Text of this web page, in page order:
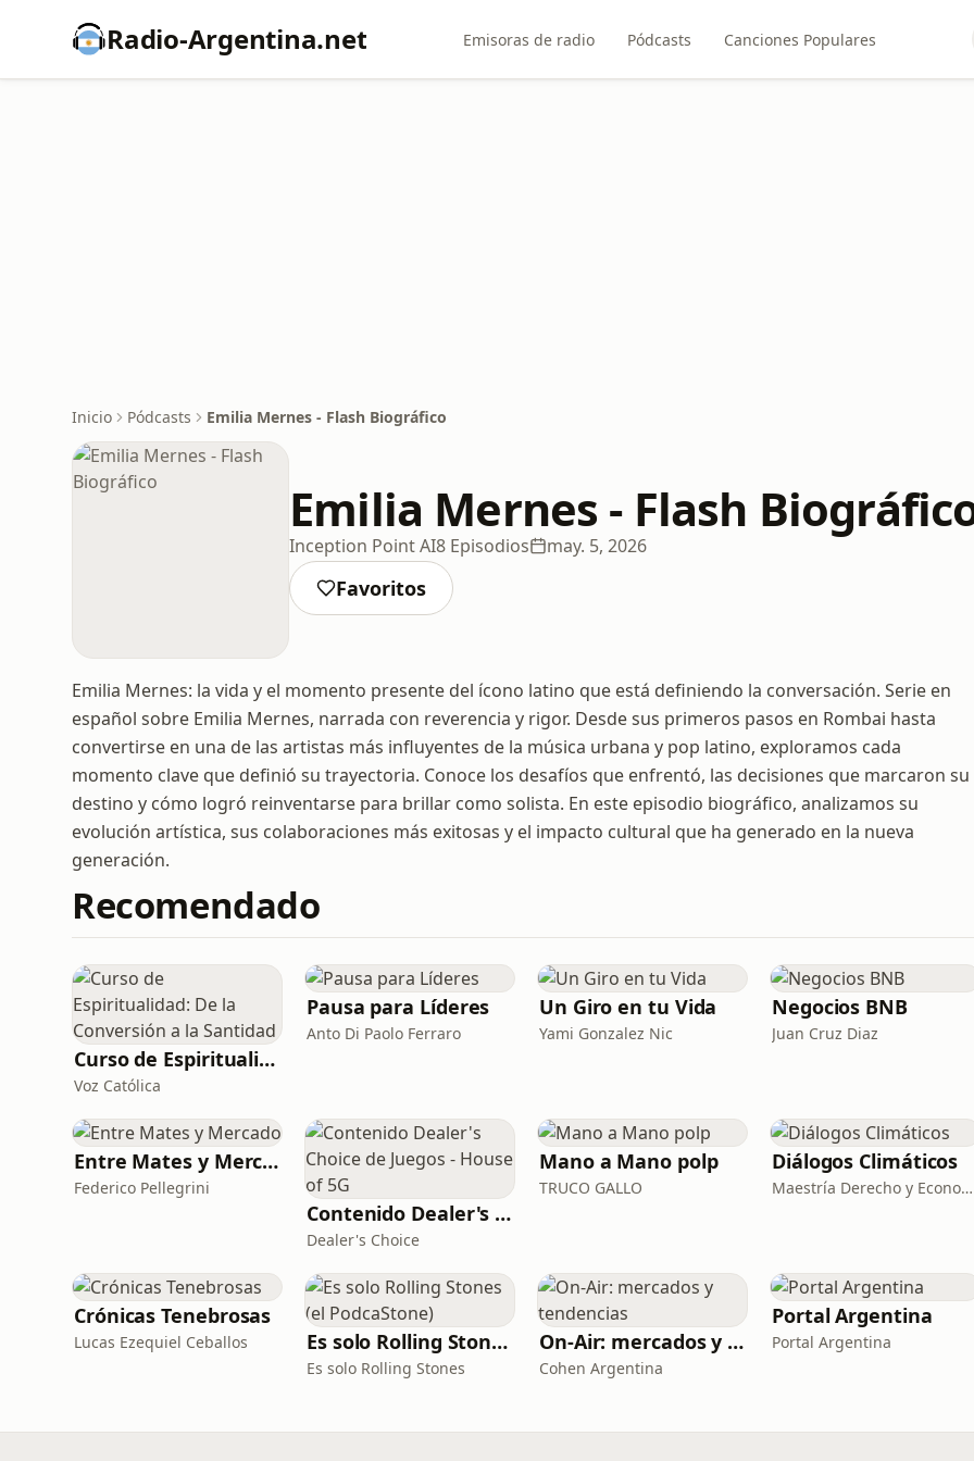
Radio-Argentina.net Emisoras de radio Pódcasts Canciones Populares
Inicio Pódcasts Emilia Mernes - Flash Biográfico
Emilia Mernes - Flash
Inception Point AI8 Episodios may. 5, 2026
Favoritos
Emilia Mernes: la vida y el momento presente del ícono latino que está definiendo la conversación. Serie en
español sobre Emilia Mernes, narrada con reverencia y rigor. Desde sus primeros pasos en Rombai hasta
convertirse en una de las artistas más influyentes de la música urbana y pop latino, exploramos cada
momento clave que definió su trayectoria. Conoce los desafíos que enfrentó, las decisiones que marcaron su
destino y cómo logró reinventarse para brillar como solista. En este episodio biográfico, analizamos su
evolución artística, sus colaboraciones más exitosas y el impacto cultural que ha generado en la nueva
generación.
Recomendado
Curso de Espiritualidad: De la Conversión a la Santidad
Voz Católica
Pausa para Líderes
Anto Di Paolo Ferraro
Un Giro en tu Vida
Yami Gonzalez Nic
Negocios BNB
Juan Cruz Diaz
Entre Mates y Mercado
Federico Pellegrini
Contenido Dealer's Choice de Juegos - House of 5G
Dealer's Choice
Mano a Mano polp
TRUCO GALLO
Diálogos Climáticos
Maestría Derecho y Economía Cambio Climático
Crónicas Tenebrosas
Lucas Ezequiel Ceballos Es solo Rolling Stones (el PodcaStone)
Es solo Rolling Stones
On-Air: mercados y tendencias
Cohen Argentina
Portal Argentina
Portal Argentina